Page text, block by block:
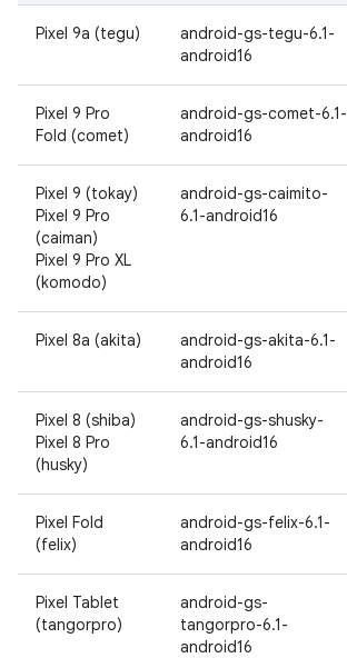
Pixel 9a (tegu)
android-gs-tegu-6.1-
android16
Pixel 9 Pro
Fold (comet)
android-gs-comet-6.1-
android16
Pixel 9 (tokay)
Pixel 9 Pro
(caiman)
Pixel 9 Pro XL
(komodo)
android-gs-caimito-
6.1-android16
Pixel 8a (akita)
android-gs-akita-6.1-
android16
Pixel 8 (shiba)
Pixel 8 Pro
(husky)
android-gs-shusky-
6.1-android16
Pixel Fold
(felix)
android-gs-felix-6.1-
android16
Pixel Tablet
(tangorpro)
android-gs-
tangorpro-6.1-
android16